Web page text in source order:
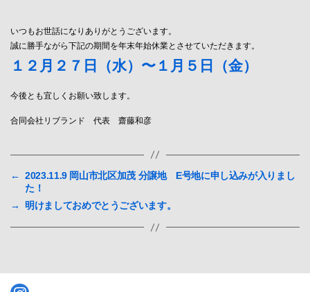
いつもお世話になりありがとうございます。
誠に勝手ながら下記の期間を年末年始休業とさせていただきます。
１２月２７日（水）〜１月５日（金）
今後とも宜しくお願い致します。
合同会社リブランド 代表 齋藤和彦
←
2023.11.9 岡山市北区加茂 分譲地 E号地に申し込みが入りまし
た！
→
明けましておめでとうございます。